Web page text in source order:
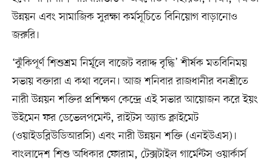
উন্নয়ন এবং সামাজিক সুরক্ষা কর্মসূচিতে বিনিয়োগ বাড়ানোও
জরুরি।
‘ঝুঁকিপূর্ণ শিশুশ্রম নির্মূলে বাজেট বরাদ্দ বৃদ্ধি’ শীর্ষক মতবিনিময়
সভায় বক্তারা এ কথা বলেন। আজ শনিবার রাজধানীর বনশ্রীতে
নারী উন্নয়ন শক্তির প্রশিক্ষণ কেন্দ্রে এই সভার আয়োজন করে ইয়ং
উইমেন ফর ডেভেলপমেন্ট, রাইটস অ্যান্ড ক্লাইমেট
(ওয়াইডব্লিউডিআরসি) এবং নারী উন্নয়ন শক্তি (এনইউএস)।
বাংলাদেশ শিশু অধিকার ফোরাম, টেক্সটাইল গার্মেন্টস ওয়ার্কার্স